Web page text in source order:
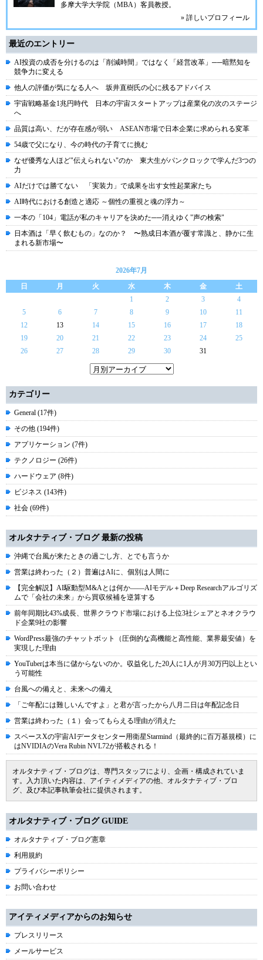
多摩大学大学院（MBA）客員教授。
» 詳しいプロフィール
最近のエントリー
AI投資の成否を分けるのは「削減時間」ではなく「経営改革」──暗黙知を
競争力に変える
他人の評価が気になる人へ 坂井直樹氏の心に残るアドバイス
宇宙戦略基金1兆円時代 日本の宇宙スタートアップは産業化の次のステージ
へ
品質は高い、だが存在感が弱い ASEAN市場で日本企業に求められる変革
54歳で父になり、今の時代の子育てに挑む
なぜ優秀な人ほど"伝えられない"のか 東大生がパンクロックで学んだ3つの
力
AIだけでは勝てない 「実装力」で成果を出す女性起業家たち
AI時代における創造と適応 ～個性の重視と魂の浮力～
一本の「104」電話が私のキャリアを決めた──消えゆく"声の検索"
日本酒は「早く飲むもの」なのか？ 〜熟成日本酒が覆す常識と、静かに生
まれる新市場〜
2026年7月
日
月 火 水 木 金
土
1
2 3
4
5
6 7 8 9 10
11
12
13 14 15 16 17
18
19
20 21 22 23 24
25
26
27 28 29 30 31
カテゴリー
General (17件)
その他 (194件)
アプリケーション (7件)
テクノロジー (26件)
ハードウェア (8件)
ビジネス (143件)
社会 (69件)
オルタナティブ・ブログ 最新の投稿
沖縄で台風が来たときの過ごし方、とでも言うか
営業は終わった（２）普遍はAIに、個別は人間に
【完全解説】AI駆動型M&Aとは何か――AIモデル＋Deep Researchアルゴリズ
ムで「会社の未来」から買収候補を逆算する
前年同期比43%成長、世界クラウド市場における上位3社シェアとネオクラウ
ド企業9社の影響
WordPress最強のチャットボット（圧倒的な高機能と高性能、業界最安値）を
実現した理由
YouTuberは本当に儲からないのか。収益化した20人に1人が月30万円以上とい
う可能性
台風への備えと、未来への備え
「ご年配には難しいんですよ」と君が言ったから八月二日は年配記念日
営業は終わった（１）会ってもらえる理由が消えた
スペースXの宇宙AIデータセンター用衛星Starmind（最終的に百万基規模）に
はNVIDIAのVera Rubin NVL72が搭載される！
オルタナティブ・ブログは、専門スタッフにより、企画・構成されていま
す。入力頂いた内容は、アイティメディアの他、オルタナティブ・ブロ
グ、及び本記事執筆会社に提供されます。
オルタナティブ・ブログ GUIDE
オルタナティブ・ブログ憲章
利用規約
プライバシーポリシー
お問い合わせ
アイティメディアからのお知らせ
プレスリリース
メールサービス